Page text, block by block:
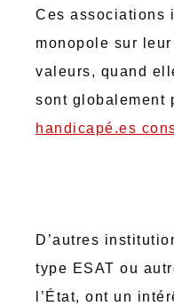
Ces associations
monopole sur
valeurs, quand
sont globalement
handicapé.es
D’autres
type ESAT ou
l’État, ont un